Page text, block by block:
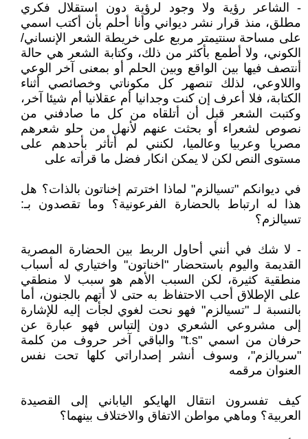
- الشاعر رؤية ولا وجود لرؤية دون استقلال فكري
مطلق، منذ قرار نشر ديواني وأنا أحلم بأن أكتب اسمي
على مساحة سنتيمتر مربع على خريطة الشعر الإنساني/
الكوني، ولا أطمع بأكثر من ذلك، وكتابة الشعر هي حالة
أنتصف فيها بين الواقع وبين الحلم أو بمعنى آخر الوعي
واللاوعي، لذلك تنصهر كل مكوناتي وخصائصي أثناء
الكتابة، فلا أعرف إن كنت وجدانيا أم عقلانيا أم شيئا آخر،
وكتبت الشعر قبل أن أتلقاه من كل ما صادفني من
نصوص لشعراء أو بحثت عنهم لأنهل من حلو شعرهم
مصريا وعربيا وعالميا، لكنني لم أتأثر بأحدهم على
مستوى النص لكن لا يمكن انكار فضل ما قرأته على
في ديوانكم "تسيالزم" لماذا اخترتم إخناتون بالذات؟ هل
هذا له ارتباط بالحضارة الفرعونية؟ وما تقصدون بـ:
تسيالزم؟
- لا شك في أنني أحاول الربط بين الحضارة المصرية
القديمة واليوم باستحضار "اخناتون" واختياري له أسباب
منطقية كثيرة، لكن السبب الأهم هو سبب لا منطقي
على الإطلاق أحب الاحتفاظ به حتى لا أتهم بالجنون، أما
بالنسبة لـ "تسيالزم" فهو نحت لغوي لجأت إليه للإشارة
إلى مشروعي الشعري دون إلتباس فهو عبارة عن
حرفان من اسمي "t.s" والباقي آخر حروف من كلمة
"سريالزم"، وسوف أنشر إصداراتي كلها تحت نفس
العنوان مرقمه
كيف تفسرون انتقال الهايكو الياباني إلى القصيدة
العربية؟ وماهي مواطن الاتفاق والاختلاف بينهما؟